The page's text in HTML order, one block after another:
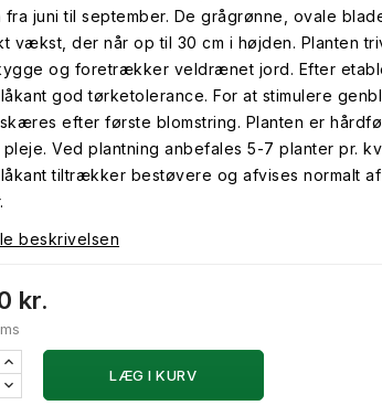
fra juni til september. De grågrønne, ovale
vækst, der når op til 30 cm i højden. Planten
og foretrækker veldrænet jord. Efter
god tørketolerance. For at stimulere
efter første blomstring. Planten er
pleje. Ved plantning anbefales 5-7 planter pr.
tiltrækker bestøvere og afvises normalt
beskrivelsen
kr.
LÆG I KURV